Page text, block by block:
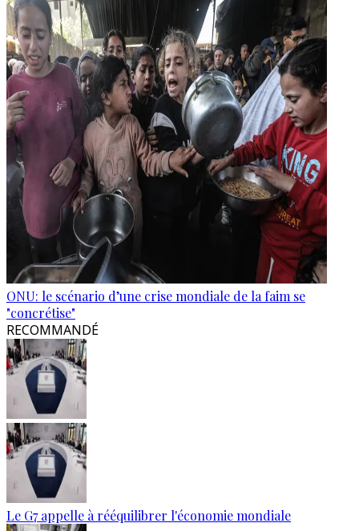
ONU: le scénario d’une crise mondiale de la faim se
"concrétise"
RECOMMANDÉ
Le G7 appelle à rééquilibrer l'économie mondiale